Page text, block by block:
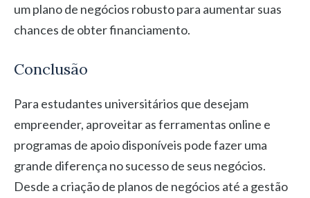
um plano de negócios robusto para aumentar suas
chances de obter financiamento.
Conclusão
Para estudantes universitários que desejam
empreender, aproveitar as ferramentas online e
programas de apoio disponíveis pode fazer uma
grande diferença no sucesso de seus negócios.
Desde a criação de planos de negócios até a gestão